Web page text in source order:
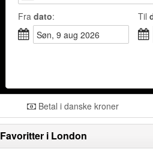
Fra dato:
søn, 9 aug 2026
Til
Betal i danske kroner
Favoritter i London